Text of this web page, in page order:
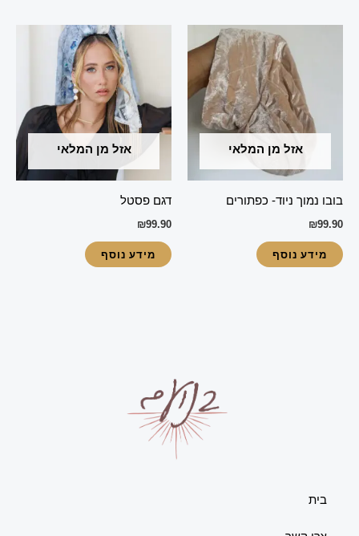
אזל מן המלאי
בובו נמוך ניוד- כפתורים
₪99.90
מידע נוסף
אזל מן המלאי
דגם פסטל
₪99.90
מידע נוסף
בית